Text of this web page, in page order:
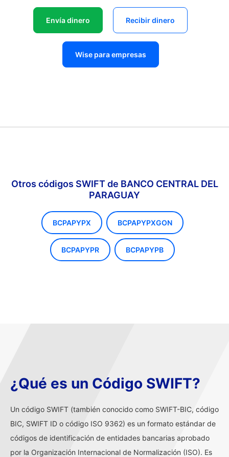
Envía dinero Recibir dinero
Wise para empresas
Otros códigos SWIFT de BANCO CENTRAL DEL
PARAGUAY
BCPAPYPX BCPAPYPXGON
BCPAPYPR BCPAPYPB
¿Qué es un Código SWIFT?
Un código SWIFT (también conocido como SWIFT-BIC, código
BIC, SWIFT ID o código ISO 9362) es un formato estándar de
códigos de identificación de entidades bancarias aprobado
por la Organización Internacional de Normalización (ISO). Es